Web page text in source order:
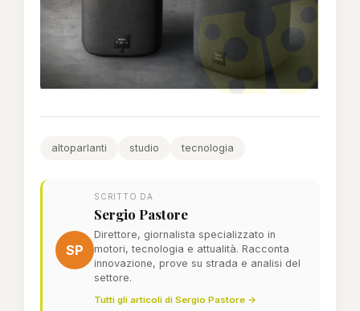
altoparlanti studio tecnologia
SP
SCRITTO DA
Sergio Pastore
Direttore, giornalista specializzato in
motori, tecnologia e attualità. Racconta
innovazione, prove su strada e analisi del
settore.
Tutti gli articoli di Sergio Pastore →